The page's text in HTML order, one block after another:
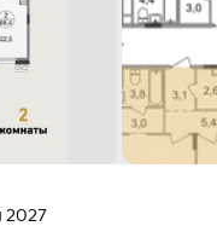
2027